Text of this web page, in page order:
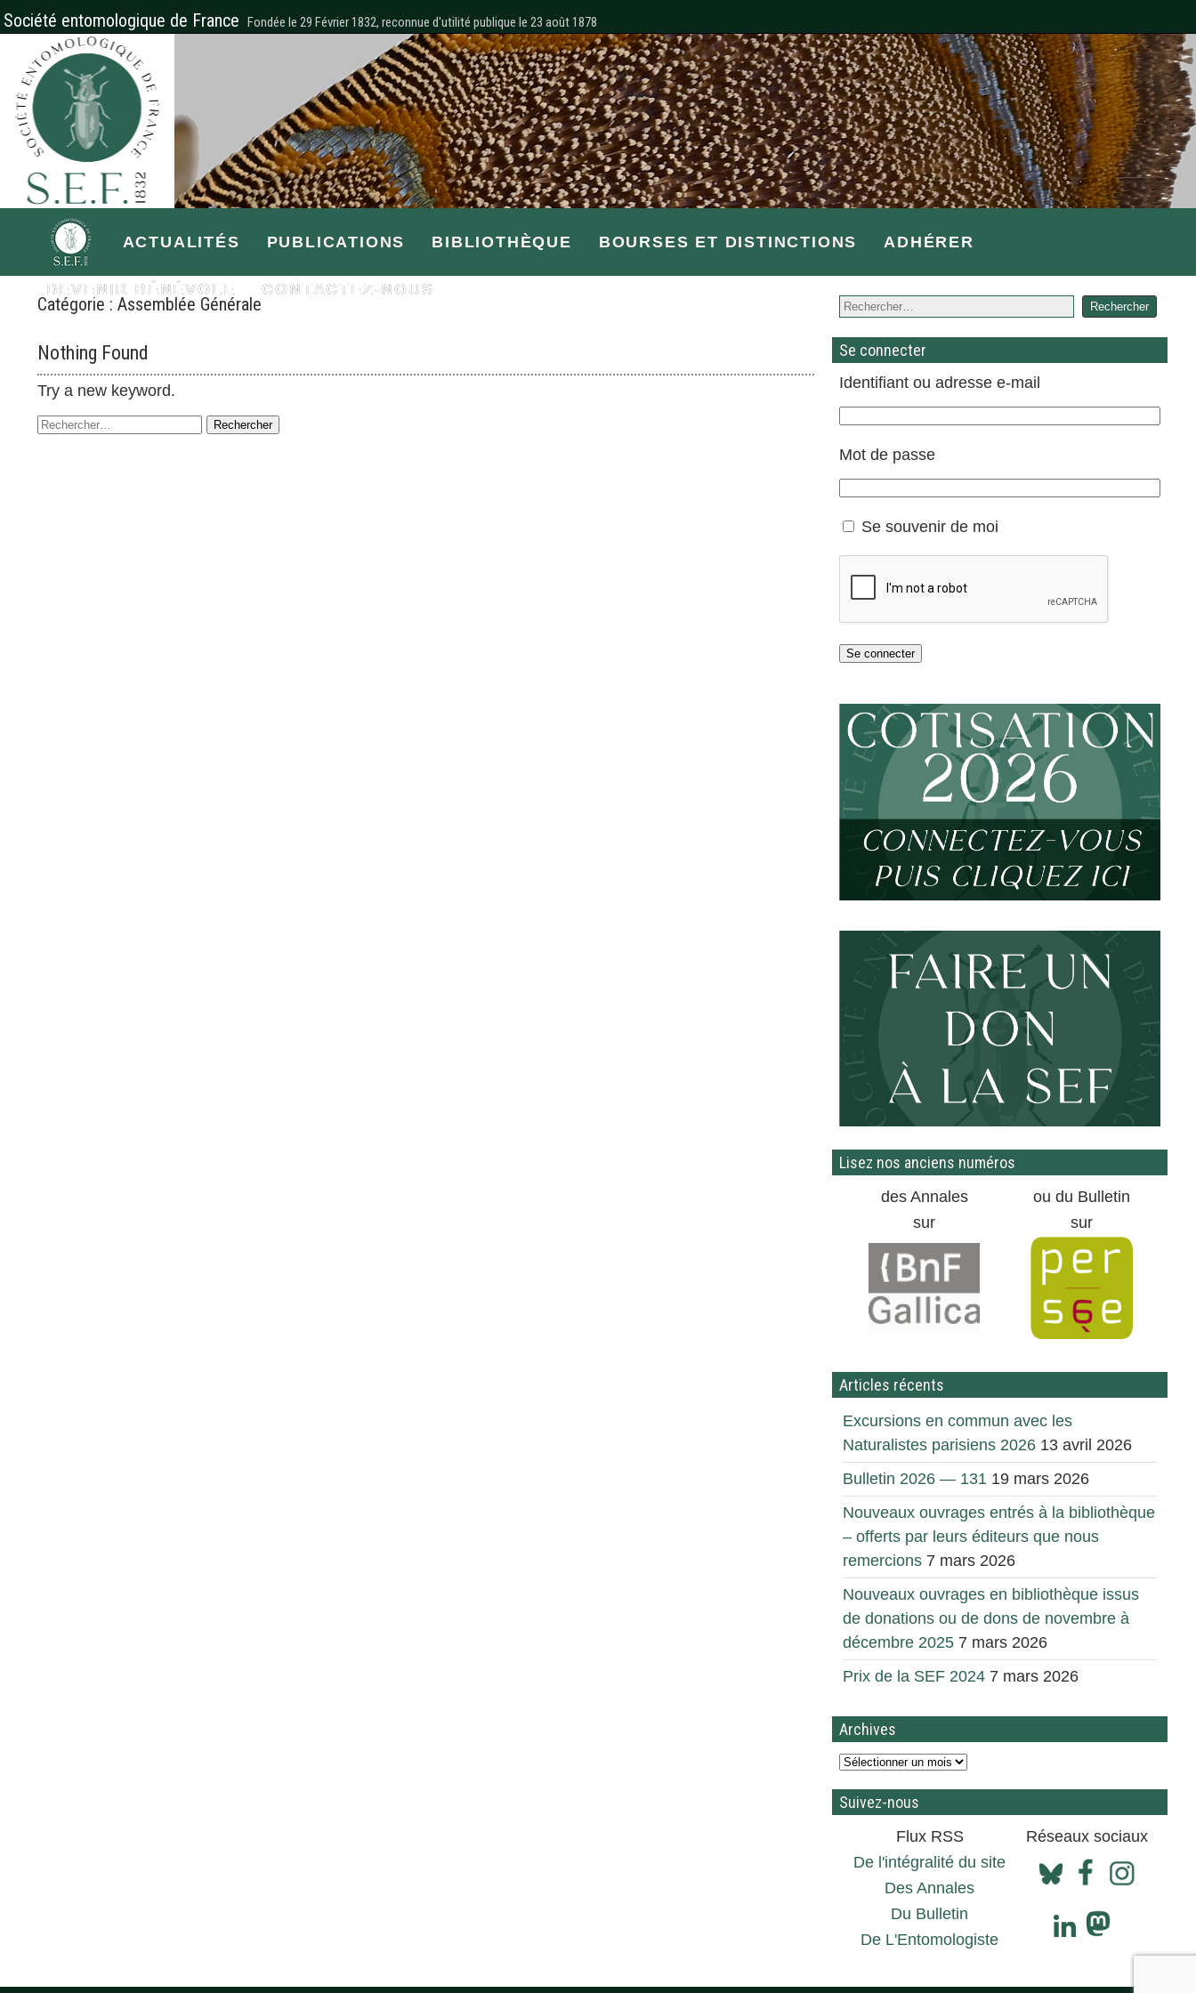
Société entomologique de France Fondée le 29 Février 1832, reconnue d'utilité publique le 23 août 1878
ACTUALITÉS PUBLICATIONS BIBLIOTHÈQUE BOURSES ET DISTINCTIONS ADHÉRER
DEVENIR BÉNÉVOLE CONTACTEZ-NOUS
Catégorie : Assemblée Générale
Nothing Found
Try a new keyword.
Se connecter
Identifiant ou adresse e-mail
Mot de passe
Se souvenir de moi
Se connecter
Lisez nos anciens numéros
des Annales
ou du Bulletin
sur
sur
Articles récents
Excursions en commun avec les
Naturalistes parisiens 2026 13 avril 2026
Bulletin 2026 — 131 19 mars 2026
Nouveaux ouvrages entrés à la bibliothèque
– offerts par leurs éditeurs que nous
remercions 7 mars 2026
Nouveaux ouvrages en bibliothèque issus
de donations ou de dons de novembre à
décembre 2025 7 mars 2026
Prix de la SEF 2024 7 mars 2026
Archives
Suivez-nous
Flux RSS
Réseaux sociaux
De l'intégralité du site
Des Annales
Du Bulletin
De L'Entomologiste